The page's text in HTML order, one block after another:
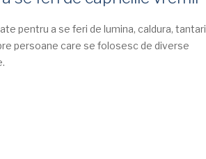
pentru a se feri de lumina, caldura, tantari
persoane care se folosesc de diverse